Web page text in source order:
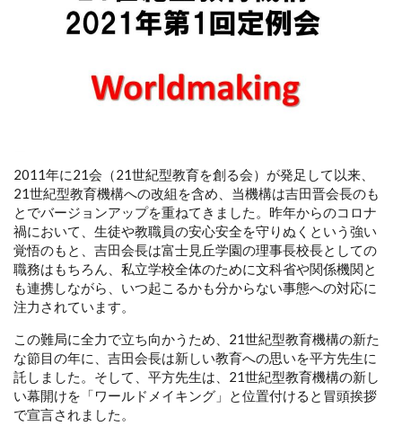
2011年に21会（21世紀型教育を創る会）が発足して以来、
21世紀型教育機構への改組を含め、当機構は吉田晋会長のも
とでバージョンアップを重ねてきました。昨年からのコロナ
禍において、生徒や教職員の安心安全を守りぬくという強い
覚悟のもと、吉田会長は富士見丘学園の理事長校長としての
職務はもちろん、私立学校全体のために文科省や関係機関と
も連携しながら、いつ起こるかも分からない事態への対応に
注力されています。
この難局に全力で立ち向かうため、21世紀型教育機構の新た
な節目の年に、吉田会長は新しい教育への思いを平方先生に
託しました。そして、平方先生は、21世紀型教育機構の新し
い幕開けを「ワールドメイキング」と位置付けると冒頭挨拶
で宣言されました。